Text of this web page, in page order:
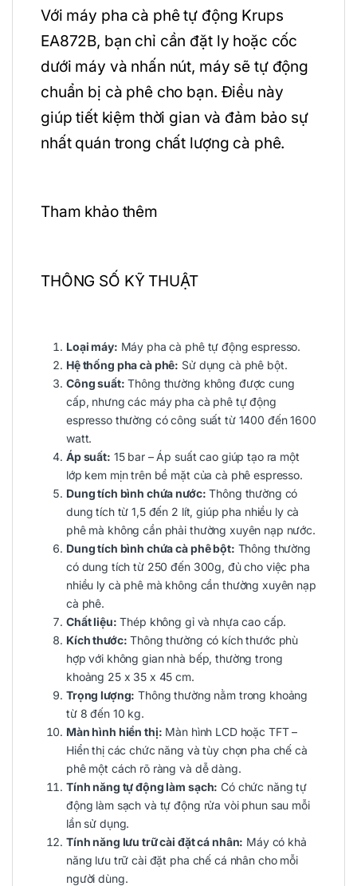
Với máy pha cà phê tự động Krups
EA872B, bạn chỉ cần đặt ly hoặc cốc
dưới máy và nhấn nút, máy sẽ tự động
chuẩn bị cà phê cho bạn. Điều này
giúp tiết kiệm thời gian và đảm bảo sự
nhất quán trong chất lượng cà phê.
Tham khảo thêm
THÔNG SỐ KỸ THUẬT
Loại máy: Máy pha cà phê tự động espresso.
Hệ thống pha cà phê: Sử dụng cà phê bột.
Công suất: Thông thường không được cung
cấp, nhưng các máy pha cà phê tự động
espresso thường có công suất từ 1400 đến 1600
watt.
Áp suất: 15 bar – Áp suất cao giúp tạo ra một
lớp kem mịn trên bề mặt của cà phê espresso.
Dung tích bình chứa nước: Thông thường có
dung tích từ 1,5 đến 2 lít, giúp pha nhiều ly cà
phê mà không cần phải thường xuyên nạp nước.
Dung tích bình chứa cà phê bột: Thông thường
có dung tích từ 250 đến 300g, đủ cho việc pha
nhiều ly cà phê mà không cần thường xuyên nạp
cà phê.
Chất liệu: Thép không gỉ và nhựa cao cấp.
Kích thước: Thông thường có kích thước phù
hợp với không gian nhà bếp, thường trong
khoảng 25 x 35 x 45 cm.
Trọng lượng: Thông thường nằm trong khoảng
từ 8 đến 10 kg.
Màn hình hiển thị: Màn hình LCD hoặc TFT –
Hiển thị các chức năng và tùy chọn pha chế cà
phê một cách rõ ràng và dễ dàng.
Tính năng tự động làm sạch: Có chức năng tự
động làm sạch và tự động rửa vòi phun sau mỗi
lần sử dụng.
Tính năng lưu trữ cài đặt cá nhân: Máy có khả
năng lưu trữ cài đặt pha chế cá nhân cho mỗi
người dùng.